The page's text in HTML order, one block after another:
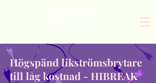
Högspänd likströmsbrytare
till låg kostnad - HIBREAK